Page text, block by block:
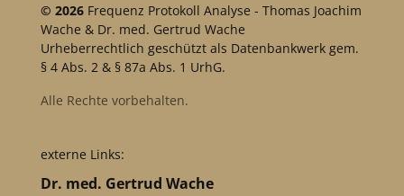
© 2026 Frequenz Protokoll Analyse - Thomas Joachim
Wache & Dr. med. Gertrud Wache
Urheberrechtlich geschützt als Datenbankwerk gem.
§ 4 Abs. 2 & § 87a Abs. 1 UrhG.
Alle Rechte vorbehalten.
externe Links:
Dr. med. Gertrud Wache